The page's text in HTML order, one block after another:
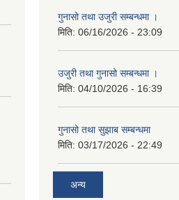
गुनासो तथा उजुरी सम्बन्धमा ।
मिति: 06/16/2026 - 23:09
उजुरी तथा गुनासो सम्बन्धमा ।
मिति: 04/10/2026 - 16:39
गुनासो तथा सुझाब सम्बन्धमा
मिति: 03/17/2026 - 22:49
अन्य